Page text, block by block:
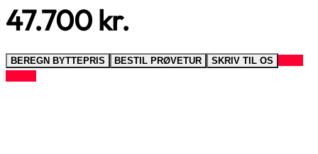
47.700 kr.
BEREGN BYTTEPRIS BESTIL PRØVETUR SKRIV TIL OS